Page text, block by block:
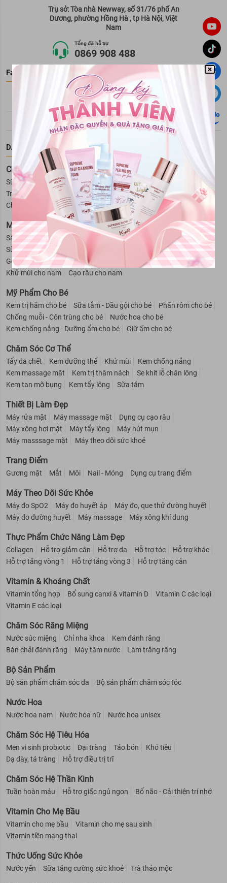
Trụ sở: Tòa nhà Newway, số 31/76 phố An
Dương, phường Hồng Hà , tp Hà Nội, Việt
Nam
Tổng đài hỗ trợ
0869 908 488
Facebook Fanpage
DANH MỤC SẢN PHẨM
Chăm Sóc Da Mặt
Sữa rửa mặt Tẩy trang Kem dưỡng da Serum
Xịt khoáng
Trị mụn
Toner Mặt nạ
Trị nám và tàn nhang
Chăm sóc vùng da mắt
Lotion Tẩy tế bào da chết mặt
Mỹ Phẩm Cho Nam
Sáp vuốt tóc nam Sữa tắm cho nam
Hỗ trợ mọc râu
Sữa rửa mặt cho nam
Dầu gội - Xả cho nam
Gel giữ nếp tóc cho nam
Dung dịch vệ sinh nam
Khử mùi cho nam
Cạo râu cho nam
Mỹ Phẩm Cho Bé
Kem trị hăm cho bé Sữa tắm - Dầu gội cho bé
Phấn rôm cho bé
Chống muỗi - Côn trùng cho bé
Nước hoa cho bé
Kem chống nắng - Dưỡng ẩm cho bé
Giữ ấm cho bé
Chăm Sóc Cơ Thể
Tẩy da chết Kem dưỡng thể Khử mùi
Kem chống nắng
Kem massage mặt
Kem trị thâm nách
Se khít lỗ chân lông
Kem tan mỡ bụng
Kem tẩy lông Sữa tắm
Thiết Bị Làm Đẹp
Máy rửa mặt Máy massage mặt
Dụng cụ cạo râu
Máy xông hơi mặt
Máy tẩy lông
Máy hút mụn
Máy masssage mặt
Máy theo dõi sức khoẻ
Trang Điểm
Gương mặt Mắt Môi Nail - Móng Dụng cụ trang điểm
Máy Theo Dõi Sức Khỏe
Máy đo SpO2 Máy đo huyết áp
Máy đo, que thử đường huyết
Máy đo đường huyết
Máy massage Máy xông khí dung
Thực Phẩm Chức Năng Làm Đẹp
Collagen Hỗ trợ giảm cân Hỗ trợ da Hỗ trợ tóc
Hỗ trợ khác
Hỗ trợ tăng vòng 1
Hỗ trợ tăng vòng 3 Hỗ trợ tăng cân
Vitamin & Khoáng Chất
Vitamin tổng hợp Bổ sung canxi & vitamin D
Vitamin C các loại
Vitamin E các loại
Chăm Sóc Răng Miệng
Nước súc miệng Chỉ nha khoa
Kem đánh răng
Bàn chải đánh răng
Máy tăm nước Làm trắng răng
Bộ Sản Phẩm
Bộ sản phẩm chăm sóc da Bộ sản phẩm chăm sóc tóc
Nước Hoa
Nước hoa nam Nước hoa nữ Nước hoa unisex
Chăm Sóc Hệ Tiêu Hóa
Men vi sinh probiotic Đại tràng Táo bón
Khó tiêu
Dạ dày, tá tràng
Hỗ trợ điều trị trĩ
Chăm Sóc Hệ Thần Kinh
Tuần hoàn máu Hỗ trợ giấc ngủ ngon Bổ não - Cải thiện trí nhớ
Vitamin Cho Mẹ Bầu
Vitamin cho mẹ bầu
Vitamin cho mẹ sau sinh
Vitamin tiền mang thai
Thức Uống Sức Khỏe
Nước yến Sữa tăng cường sức khoẻ Trà thảo mộc